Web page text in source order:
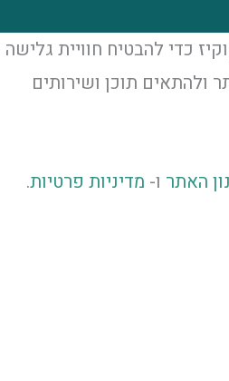
כדי להבטיח חוויית גלישה
תוכן ושירותים
האתר ו- מדיניות פרטיות.